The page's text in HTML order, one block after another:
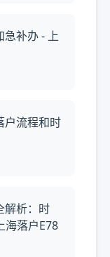
急补办 - 上
户流程和时
解析：时
海落户E78